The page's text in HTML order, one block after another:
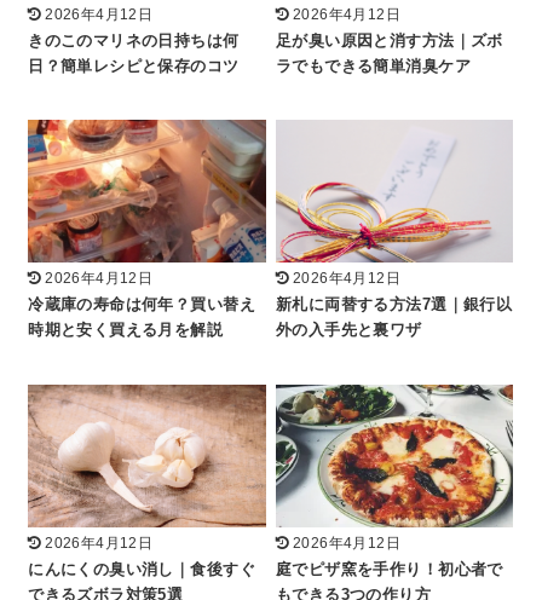
2026年4月12日
きのこのマリネの日持ちは何
日？簡単レシピと保存のコツ
2026年4月12日
足が臭い原因と消す方法｜ズボ
ラでもできる簡単消臭ケア
2026年4月12日
冷蔵庫の寿命は何年？買い替え
時期と安く買える月を解説
2026年4月12日
新札に両替する方法7選｜銀行以
外の入手先と裏ワザ
2026年4月12日
にんにくの臭い消し｜食後すぐ
できるズボラ対策5選
2026年4月12日
庭でピザ窯を手作り！初心者で
もできる3つの作り方